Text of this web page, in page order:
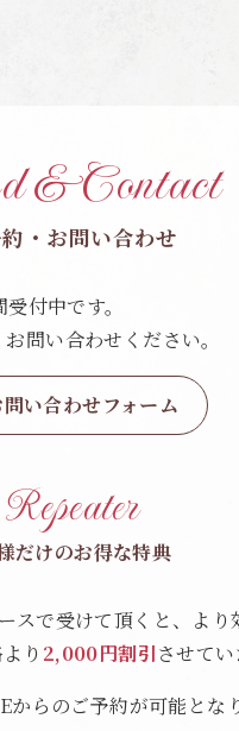
& Contact
・お問い合わせ
付中です。
問い合わせください。
い合わせフォーム
だけのお得な特典
で受けて頂くと、より
り 2,000円割引させてい
らのご予約が可能となり